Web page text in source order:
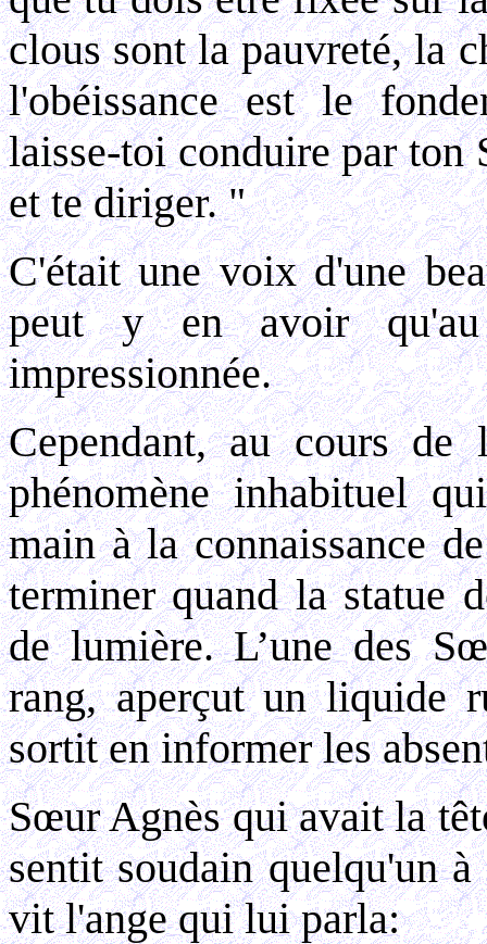
clous sont la pauvreté, la
l'obéissance est le
laisse-toi conduire par ton
et te diriger. "
C'était une voix d'une
peut y en avoir qu'au
impressionnée.
Cependant, au cours
phénomène inhabituel
main à la connaissance
terminer quand la statue
de lumière. L’une des
rang, aperçut un liquide
sortit en informer les
Sœur Agnès qui avait la
sentit soudain quelqu'un
vit l'ange qui lui parla: